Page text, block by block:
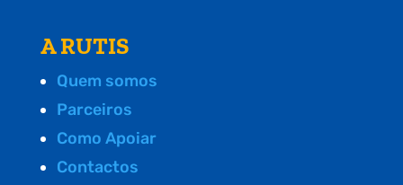
A RUTIS
Quem somos
Parceiros
Como Apoiar
Contactos